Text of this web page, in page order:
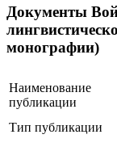
Документы
монографии)
Наименование
публикации
Тип публикации